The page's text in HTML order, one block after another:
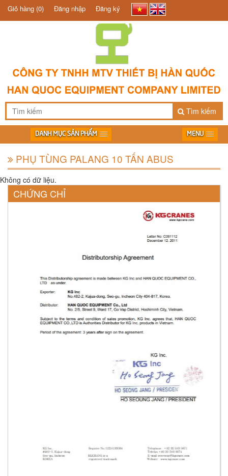
Giỏ hàng (0) Đăng nhập Đăng ký
Tìm kiếm
DANH MỤC SẢN PHẨM MENU
PHỤ TÙNG PALANG 10 TẤN ABUS
Không có dữ liệu.
CHỨNG CHỈ